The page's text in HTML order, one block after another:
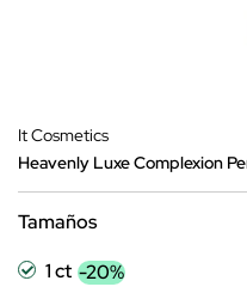
It Cosmetics
Heavenly Luxe Complexion
Tamaños
1 ct -20%